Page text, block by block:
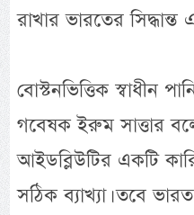
রাখার ভারতের
বোস্টনভিত্তিক স্বাধীন
গবেষক ইরুম সাত্তার
আইডব্লিউটির একটি
সঠিক ব্যাখ্যা। তবে